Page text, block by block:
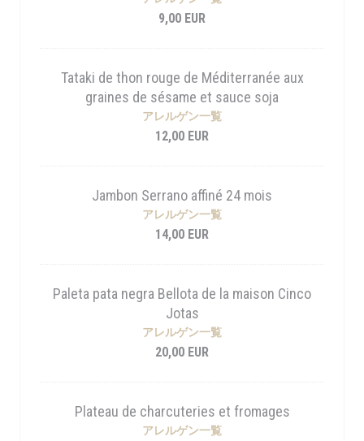
9,00 EUR
Tataki de thon rouge de Méditerranée aux
graines de sésame et sauce soja
アレルゲン一覧
12,00 EUR
Jambon Serrano affiné 24 mois
アレルゲン一覧
14,00 EUR
Paleta pata negra Bellota de la maison Cinco
Jotas
アレルゲン一覧
20,00 EUR
Plateau de charcuteries et fromages
アレルゲン一覧